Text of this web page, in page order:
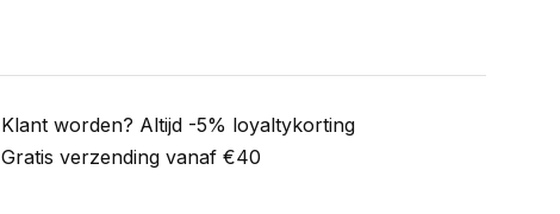
Klant worden? Altijd -5% loyaltykorting
Gratis verzending vanaf €40